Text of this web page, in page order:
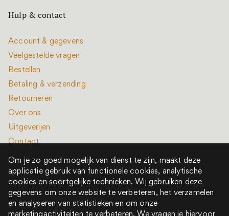
Hulp & contact
Account & gegevens
Veelgestelde vragen
Bestellen
Betaling & verzending
Retourneren
Over ons
Uitgeverijen
Contact
Alle rechten voorbehouden © 2022 - 2026
Om je zo goed mogelijk van dienst te zijn, maakt deze
applicatie gebruik van functionele cookies, analytische
cookies en soortgelijke technieken. Wij gebruiken deze
gegevens om onze website te verbeteren, het verzamelen
en analyseren van statistieken en om onze
marketingactiviteiten te verbeteren. We vragen je hiervoor